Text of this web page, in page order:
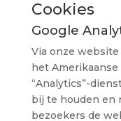
Cookies
Google
Via onze
het Amerikaanse
“Analytics”-
bij te houden en
bezoekers de